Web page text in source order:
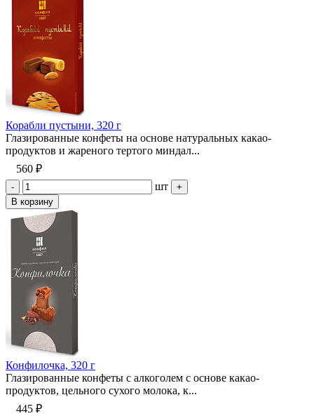
Корабли пустыни, 320 г
Глазированные конфеты на основе натуральных какао-
продуктов и жареного тертого миндал...
560 ₽
- шт
+
В корзину
Конфилочка, 320 г
Глазированные конфеты с алкоголем с основе какао-
продуктов, цельного сухого молока, к...
445 ₽